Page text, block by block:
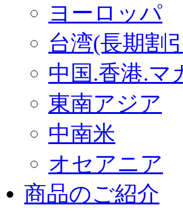
ヨーロッパ
台湾(長期割
中国.香港.マ
東南アジア
中南米
オセアニア
商品のご紹介